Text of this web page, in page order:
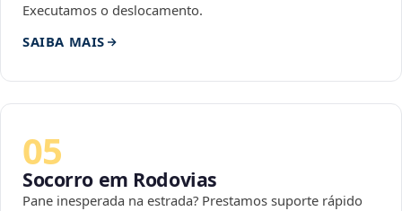
Executamos o deslocamento.
SAIBA MAIS
05
Socorro em Rodovias
Pane inesperada na estrada? Prestamos suporte rápido